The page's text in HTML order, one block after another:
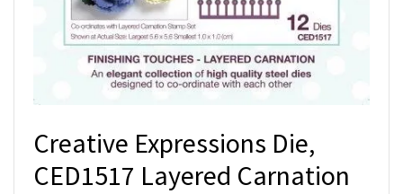
Creative Expressions Die,
CED1517 Layered Carnation